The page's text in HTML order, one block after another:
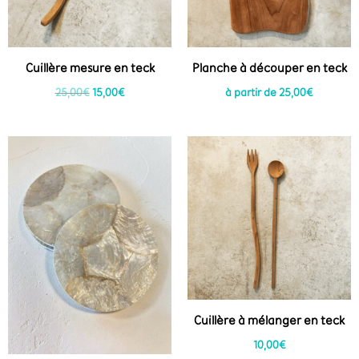
Cuillère mesure en teck
25,00€ 15,00€
Planche à découper en teck
à partir de25,00€
Cuillère à mélanger en teck
10,00€